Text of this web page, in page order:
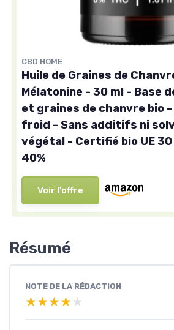
CBD HOME
Huile de Graines de
Mélatonine - 30 ml - Base
et graines de chanvre bio
froid - Sans additifs ni
végétal - Certifié bio UE
40%
Voir l'offre
Résumé
NOTE DE LA RÉDACTION
★★★★★
★★★★★